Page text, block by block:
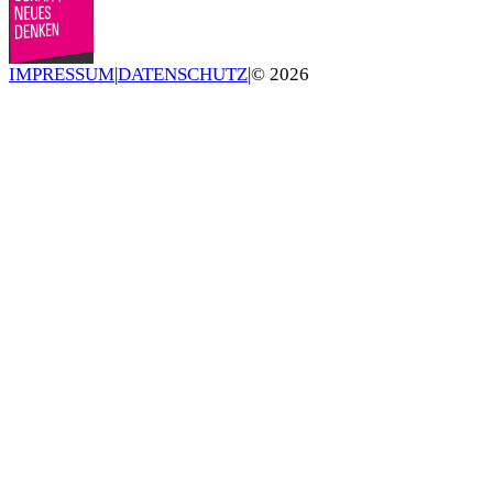
IMPRESSUM|DATENSCHUTZ|© 2026